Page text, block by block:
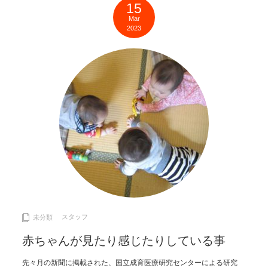
15
Mar
2023
未分類 スタッフ
赤ちゃんが見たり感じたりしている事
先々月の新聞に掲載された、国立成育医療研究センターによる研究